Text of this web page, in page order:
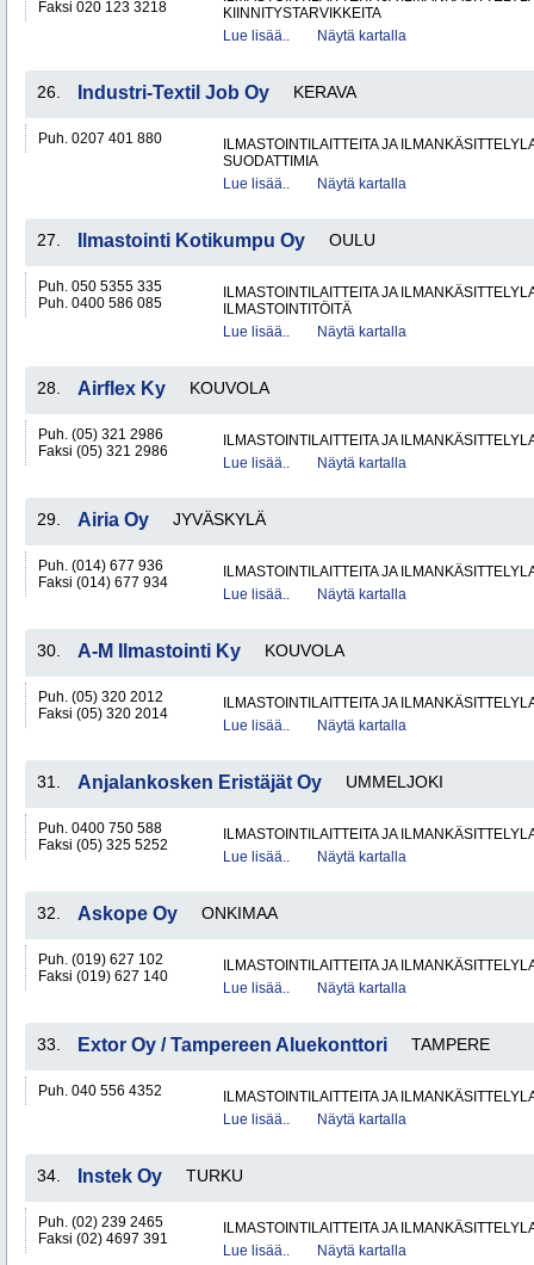
Faksi 020 123 3218
KIINNITYSTARVIKKEITA
Lue lisää..
Näytä kartalla
26. Industri-Textil Job Oy KERAVA
Puh. 0207 401 880
ILMASTOINTILAITTEITA JA
SUODATTIMIA
Lue lisää..
Näytä kartalla
27. Ilmastointi Kotikumpu Oy OULU
Puh. 050 5355 335
Puh. 0400 586 085
ILMASTOINTILAITTEITA JA
ILMASTOINTITÖITÄ
Lue lisää..
Näytä kartalla
28. Airflex Ky KOUVOLA
Puh. (05) 321 2986
Faksi (05) 321 2986
ILMASTOINTILAITTEITA JA
Lue lisää..
Näytä kartalla
29. Airia Oy JYVÄSKYLÄ
Puh. (014) 677 936
Faksi (014) 677 934
ILMASTOINTILAITTEITA JA
Lue lisää..
Näytä kartalla
30. A-M Ilmastointi Ky KOUVOLA
Puh. (05) 320 2012
Faksi (05) 320 2014
ILMASTOINTILAITTEITA JA
Lue lisää..
Näytä kartalla
31. Anjalankosken Eristäjät Oy UMMELJOKI
Puh. 0400 750 588
Faksi (05) 325 5252
ILMASTOINTILAITTEITA JA
Lue lisää..
Näytä kartalla
32. Askope Oy ONKIMAA
Puh. (019) 627 102
Faksi (019) 627 140
ILMASTOINTILAITTEITA JA
Lue lisää..
Näytä kartalla
33. Extor Oy / Tampereen Aluekonttori TAMPERE
Puh. 040 556 4352
ILMASTOINTILAITTEITA JA
Lue lisää..
Näytä kartalla
34. Instek Oy TURKU
Puh. (02) 239 2465
Faksi (02) 4697 391
ILMASTOINTILAITTEITA JA
Lue lisää..
Näytä kartalla